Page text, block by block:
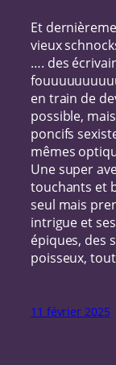
Et
vieux
…. des
en train de
possible,
poncifs
mêmes
Une super
touchants et
seul mais
intrigue et
épiques, des
poisseux,
11 février 2025